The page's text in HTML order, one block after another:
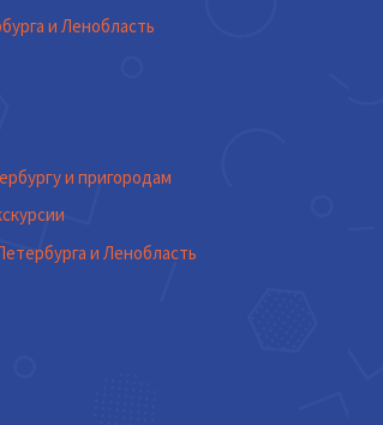
и Ленобласть
и пригородам
и Ленобласть